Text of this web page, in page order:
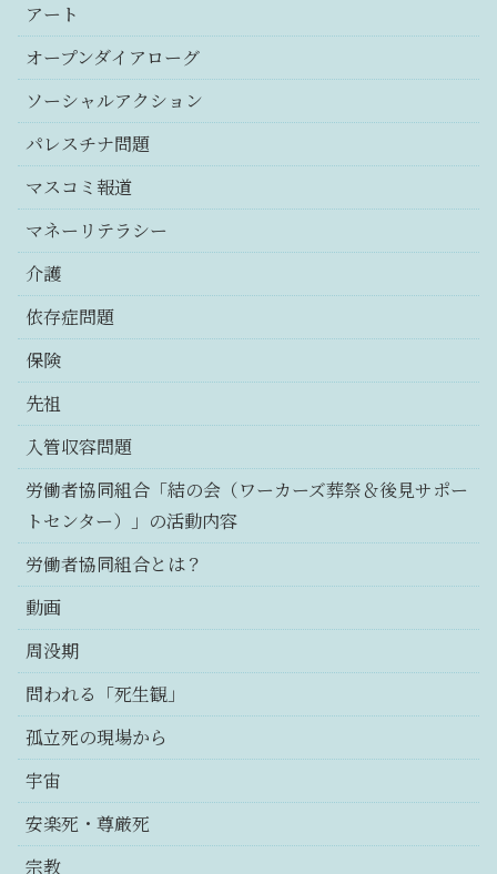
アート
オープンダイアローグ
ソーシャルアクション
パレスチナ問題
マスコミ報道
マネーリテラシー
介護
依存症問題
保険
先祖
入管収容問題
労働者協同組合「結の会（ワーカーズ葬祭＆後見サポー
トセンター）」の活動内容
労働者協同組合とは？
動画
周没期
問われる「死生観」
孤立死の現場から
宇宙
安楽死・尊厳死
宗教